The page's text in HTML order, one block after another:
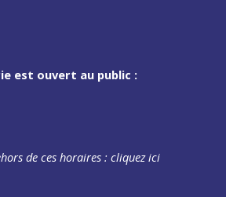
est ouvert au public :
de ces horaires :cliquez ici